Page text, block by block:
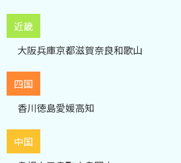
近畿
大阪兵庫京都滋賀奈良和歌山
四国
香川徳島愛媛高知
中国